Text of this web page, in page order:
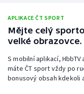
APLIKACE ČT SPORT
Mějte celý
velké obrazovce.
S mobilní aplikací,
máte ČT sport vždy po
bonusový obsah kdekoli